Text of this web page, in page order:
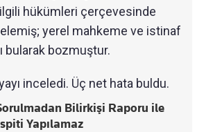
hükümleri çerçevesinde
yerel mahkeme ve istinaf
bularak bozmuştur.
inceledi. Üç net hata buldu.
Bilirkişi Raporu ile
Yapılamaz